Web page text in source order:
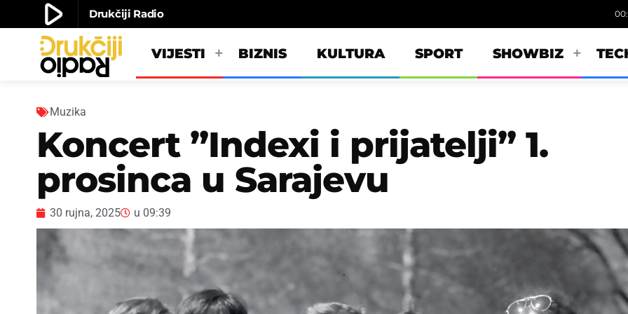
play_arrow Drukčiji Radio
play_arrow Drukčiji radioVIJESTI BIZNIS KULTURA SPORT SHOWBIZ
Muzika
Koncert ”Indexi i prijatelji” 1.
prosinca u Sarajevu
30 rujna, 2025 u 09:39